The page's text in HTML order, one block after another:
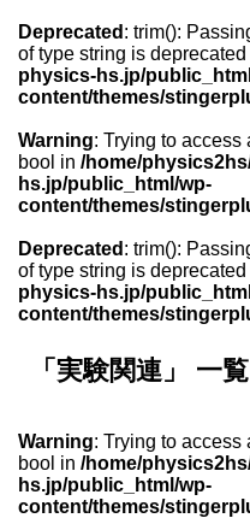
Deprecated : trim():
of type string is deprecated
physics-hs.jp/
content/themes/
Warning: Trying to access
bool in /home/
hs.jp/public_html/wp-
content/themes/
Deprecated : trim():
of type string is deprecated
physics-hs.jp/
content/themes/
「実験関連」 一覧
Warning: Trying to access
bool in /home/
hs.jp/public_html/wp-
content/themes/